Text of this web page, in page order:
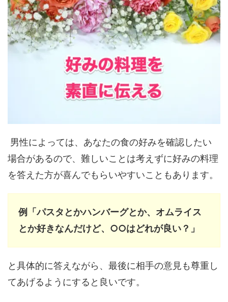
男性によっては、あなたの食の好みを確認したい
場合があるので、難しいことは考えずに好みの料理
を答えた方が喜んでもらいやすいこともあります。
例「パスタとかハンバーグとか、オムライス
とか好きなんだけど、○○はどれが良い？」
と具体的に答えながら、最後に相手の意見も尊重し
てあげるようにすると良いです。